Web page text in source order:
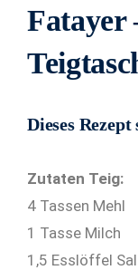
Fatayer
Dieses
Zutaten Teig:
4 Tassen Mehl
1 Tasse Milch
1,5 Esslöffel